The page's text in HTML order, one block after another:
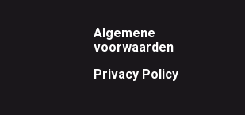
Footer
Algemene
voorwaarden
Privacy Policy